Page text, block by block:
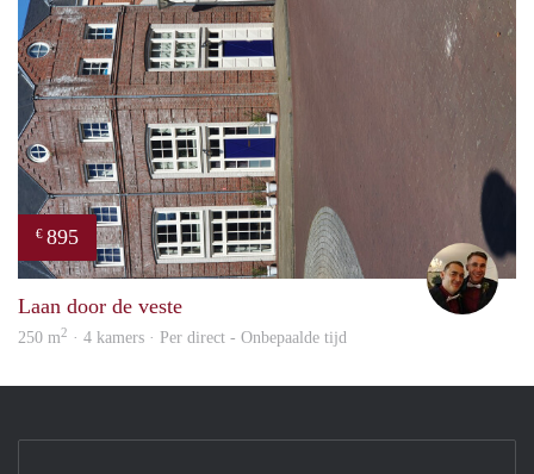
€ 895
Laan door de veste
250 m2 · 4 kamers · Per direct - Onbepaalde tijd